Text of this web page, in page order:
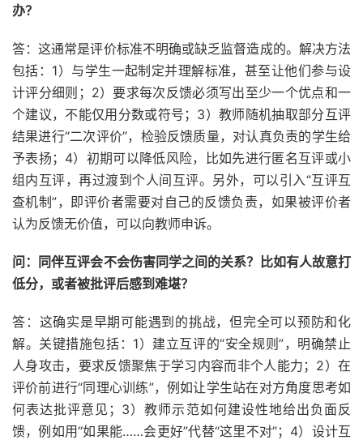
办？
答：这通常是评价标准不明确或缺乏监督造成的。解决方法
包括：1）与学生一起制定并理解标准，甚至让他们参与设
计评分细则；2）要求每次反馈必须写出至少一个优点和一
个建议，不能仅用分数或符号；3）教师随机抽取部分互评
结果进行“二次评价”，检验反馈质量，对认真负责的学生给
予表扬；4）初期可以降低风险，比如先进行匿名互评或小
组内互评，再过渡到个人间互评。另外，可以引入“互评互
查机制”，即评价者需要对自己的反馈负责，如果被评价者
认为反馈无价值，可以向教师申诉。
问：同伴互评会不会伤害同学之间的关系？比如有人故意打
低分，或者被批评后感到难堪？
答：这确实是早期可能遇到的挑战，但完全可以预防和化
解。关键措施包括：1）建立互评的“安全规则”，明确禁止
人身攻击，要求反馈聚焦于学习内容而非个人能力；2）在
评价前进行“同理心训练”，例如让学生站在对方角度思考如
何表达批评意见；3）教师示范如何建设性地给出负面反
馈，例如用“如果能……会更好”代替“这里不对”；4）设计互